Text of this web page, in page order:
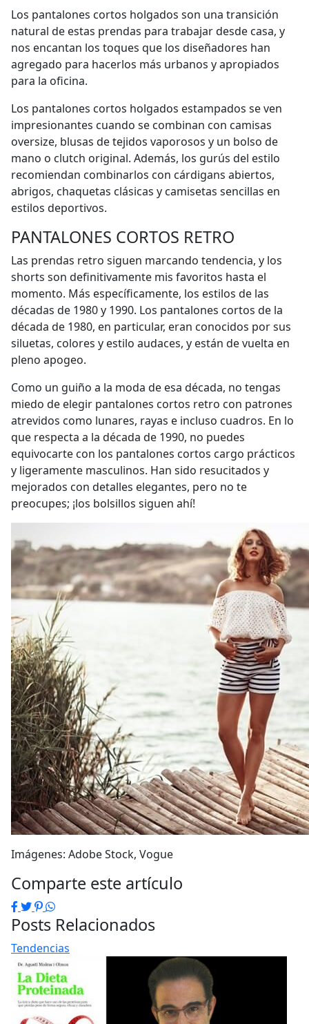
Los pantalones cortos holgados son una transición
natural de estas prendas para trabajar desde casa, y
nos encantan los toques que los diseñadores han
agregado para hacerlos más urbanos y apropiados
para la oficina.
Los pantalones cortos holgados estampados se ven
impresionantes cuando se combinan con camisas
oversize, blusas de tejidos vaporosos y un bolso de
mano o clutch original. Además, los gurús del estilo
recomiendan combinarlos con cárdigans abiertos,
abrigos, chaquetas clásicas y camisetas sencillas en
estilos deportivos.
PANTALONES CORTOS RETRO
Las prendas retro siguen marcando tendencia, y los
shorts son definitivamente mis favoritos hasta el
momento. Más específicamente, los estilos de las
décadas de 1980 y 1990. Los pantalones cortos de la
década de 1980, en particular, eran conocidos por sus
siluetas, colores y estilo audaces, y están de vuelta en
pleno apogeo.
Como un guiño a la moda de esa década, no tengas
miedo de elegir pantalones cortos retro con patrones
atrevidos como lunares, rayas e incluso cuadros. En lo
que respecta a la década de 1990, no puedes
equivocarte con los pantalones cortos cargo prácticos
y ligeramente masculinos. Han sido resucitados y
mejorados con detalles elegantes, pero no te
preocupes; ¡los bolsillos siguen ahí!
Imágenes: Adobe Stock, Vogue
Comparte este artículo
Facebook
Twitter
Pinterest
WhatsApp
Posts Relacionados
Tendencias